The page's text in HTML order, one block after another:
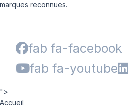
marques reconnues.
fab fa-facebook
fab fa-youtube
">
Accueil